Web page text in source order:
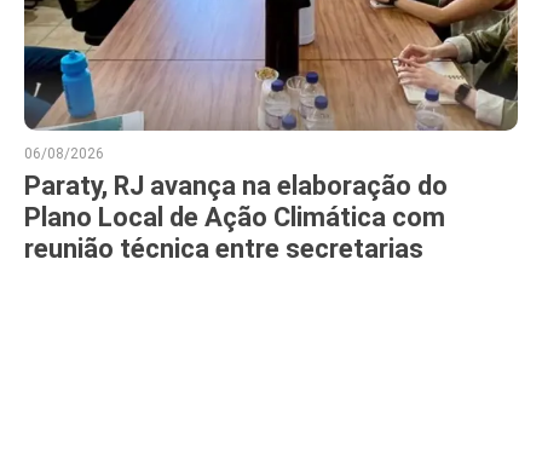
06/08/2026
Paraty, RJ avança na elaboração do
Plano Local de Ação Climática com
reunião técnica entre secretarias